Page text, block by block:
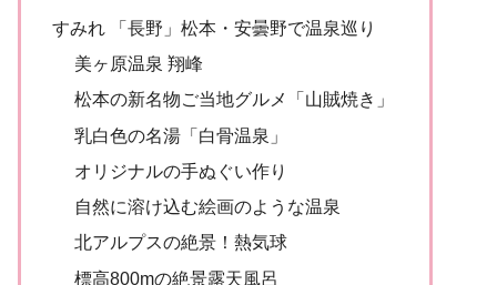
すみれ 「長野」松本・安曇野で温泉巡り
美ヶ原温泉 翔峰
松本の新名物ご当地グルメ「山賊焼き」
乳白色の名湯「白骨温泉」
オリジナルの手ぬぐい作り
自然に溶け込む絵画のような温泉
北アルプスの絶景！熱気球
標高800mの絶景露天風呂